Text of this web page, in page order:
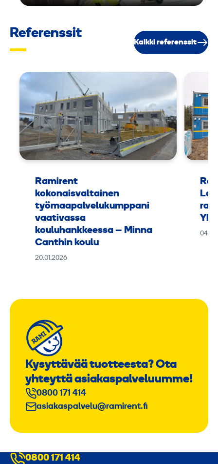
Referenssit
Kaikki referenssit
Ramirent
kokonaisvaltainen
työmaapalvelukumppani
vaativassa
kouluhankkeessa – Minna
Canthin koulu
20.01.2026
Kysyttävää tuotteesta? Ota
yhteyttä asiakaspalveluumme!
0800 171 414
asiakaspalvelu@ramirent.fi
0800 171 414